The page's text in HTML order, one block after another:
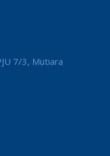
7/3, Mutiara